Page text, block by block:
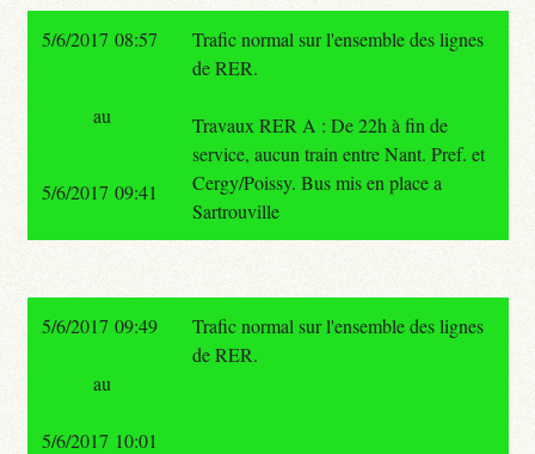
5/6/2017 08:57
Trafic normal sur l'ensemble des lignes
de RER.
Travaux RER A : De 22h à fin de
service, aucun train entre Nant. Pref. et
Cergy/Poissy. Bus mis en place a
Sartrouville
au
5/6/2017 09:41
5/6/2017 09:49
Trafic normal sur l'ensemble des lignes
de RER.
au
5/6/2017 10:01